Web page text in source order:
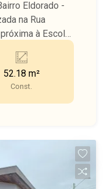
Eldorado -
na Rua
à Escola
um dos
52.18 m²
Const.